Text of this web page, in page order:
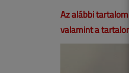
Az alábbi
valamint a